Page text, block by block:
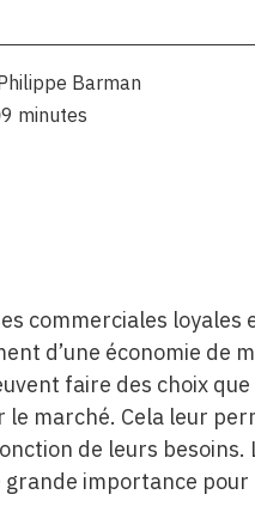
Barman
9 minutes
commerciales
d’une économie de
faire des choix
le marché. Cela leur
de leurs
grande importance